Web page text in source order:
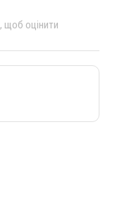
, щоб оцінити